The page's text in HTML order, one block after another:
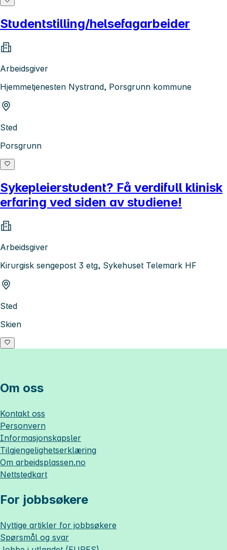
Studentstilling/helsefagarbeider
Arbeidsgiver
Hjemmetjenesten Nystrand, Porsgrunn kommune
Sted
Porsgrunn
Sykepleierstudent? Få verdifull klinisk
erfaring ved siden av studiene!
Arbeidsgiver
Kirurgisk sengepost 3 etg, Sykehuset Telemark HF
Sted
Skien
Om oss
Kontakt oss
Personvern
Informasjonskapsler
Tilgjengelighetserklæring
Om arbeidsplassen.no
Nettstedkart
For jobbsøkere
Nyttige artikler for jobbsøkere
Spørsmål og svar